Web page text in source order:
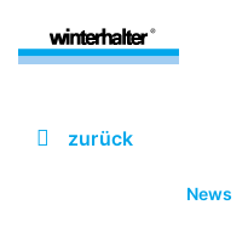
zurück
News